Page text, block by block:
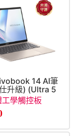
14 AI筆
升級) (Ultra 5
學觸控板